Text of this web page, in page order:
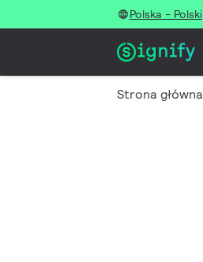
Polska - Polski
Strona główna